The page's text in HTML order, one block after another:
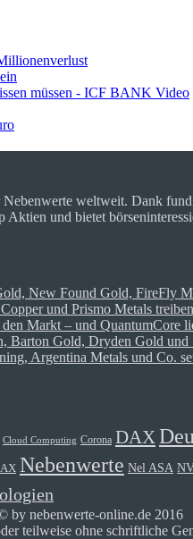
müssen - ICF BANK Video
weltweit. Dank
und bietet
New Found Gold, FireFly
und Prismo Metals
Markt – und QuantumCore
Barton Gold, Dryden Gold und
Argentina Metals und Co.
Cloud Computing Corona DAX
Nebenwerte Nel ASA
by nebenwerte-online.de 2016
teilweise ohne schriftliche